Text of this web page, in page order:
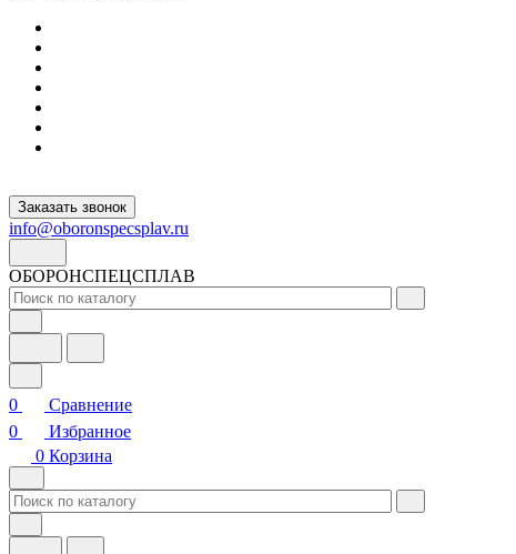
Заказать звонок
info@oboronspecsplav.ru
ОБОРОНСПЕЦСПЛАВ
0
Сравнение
0
Избранное
0 Корзина